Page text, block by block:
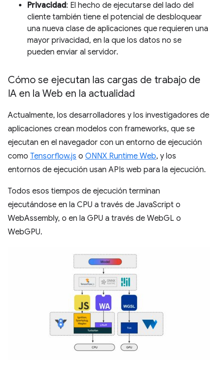
Privacidad: El hecho de ejecutarse del lado del
cliente también tiene el potencial de desbloquear
una nueva clase de aplicaciones que requieren una
mayor privacidad, en la que los datos no se
pueden enviar al servidor.
Cómo se ejecutan las cargas de trabajo de
IA en la Web en la actualidad
Actualmente, los desarrolladores y los investigadores de
aplicaciones crean modelos con frameworks, que se
ejecutan en el navegador con un entorno de ejecución
como Tensorflow.js o ONNX Runtime Web, y los
entornos de ejecución usan APIs web para la ejecución.
Todos esos tiempos de ejecución terminan
ejecutándose en la CPU a través de JavaScript o
WebAssembly, o en la GPU a través de WebGL o
WebGPU.